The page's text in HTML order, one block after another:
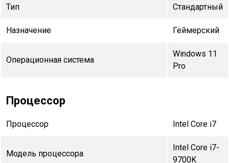
Тип Стандартный
Назначение Геймерский
Операционная система
Windows 11
Pro
Процессор
Процессор Intel Core i7
Модель процессора
Intel Core i7-
9700K